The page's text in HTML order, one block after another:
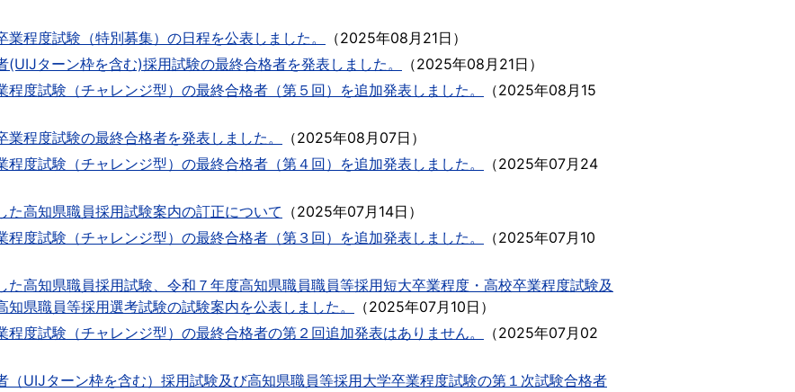
程度試験（特別募集）の日程を公表しました。
（2025年08月21日 ）
ターン枠を含む)採用試験の最終合格者を発表しました。
（2025年08月21日 ）
度試験（チャレンジ型）の最終合格者（第５回）を追加発表しました。
（2025年08月15
程度試験の最終合格者を発表しました。
（2025年08月07日 ）
度試験（チャレンジ型）の最終合格者（第４回）を追加発表しました。
（2025年07月24
高知県職員採用試験案内の訂正について （2025年07月14日 ）
度試験（チャレンジ型）の最終合格者（第３回）を追加発表しました。
（2025年07月10
高知県職員採用試験、令和７年度高知県職員職員等採用短大卒業程度・高校卒業程度試験及
県職員等採用選考試験の試験案内を公表しました。
（2025年07月10日 ）
度試験（チャレンジ型）の最終合格者の第２回追加発表はありません。
（2025年07月02
（UIJターン枠を含む）採用試験及び高知県職員等採用大学卒業程度試験の第１次試験合格者